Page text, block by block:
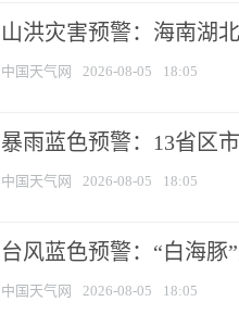
山洪灾害预警：海南湖
中国天气网 2026-08-05 18:05
暴雨蓝色预警：13省区
中国天气网 2026-08-05 18:05
台风蓝色预警：“白海豚
中国天气网 2026-08-05 18:05